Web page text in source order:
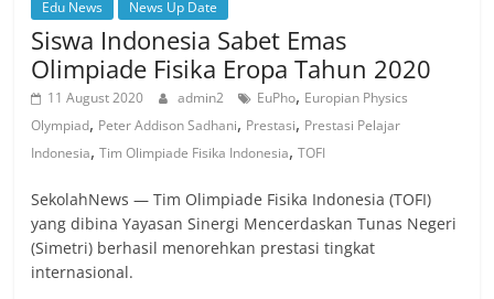
Edu News News Up Date
Siswa Indonesia Sabet Emas
Olimpiade Fisika Eropa Tahun 2020
11 August 2020 admin2 EuPho, Europian Physics
Olympiad, Peter Addison Sadhani, Prestasi, Prestasi Pelajar
Indonesia,Tim Olimpiade Fisika Indonesia,TOFI
SekolahNews — Tim Olimpiade Fisika Indonesia (TOFI)
yang dibina Yayasan Sinergi Mencerdaskan Tunas Negeri
(Simetri) berhasil menorehkan prestasi tingkat
internasional.